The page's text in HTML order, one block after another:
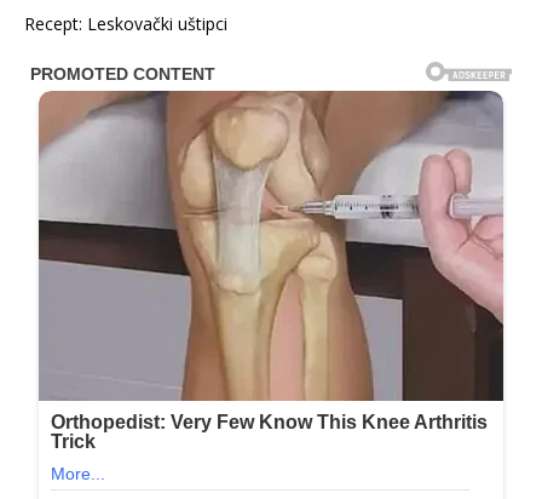
Recept: Leskovački uštipci